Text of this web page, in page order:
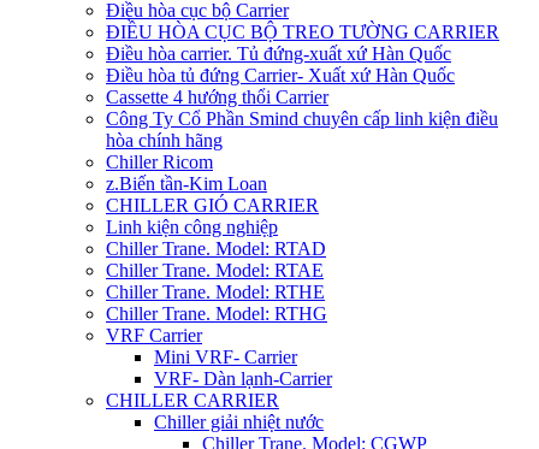
Điều hòa cục bộ Carrier
ĐIỀU HÒA CỤC BỘ TREO TƯỜNG CARRIER
Điều hòa carrier. Tủ đứng-xuất xứ Hàn Quốc
Điều hòa tủ đứng Carrier- Xuất xứ Hàn Quốc
Cassette 4 hướng thổi Carrier
Công Ty Cổ Phần Smind chuyên cấp linh kiện điều
hòa chính hãng
Chiller Ricom
z.Biến tần-Kim Loan
CHILLER GIÓ CARRIER
Linh kiện công nghiệp
Chiller Trane. Model: RTAD
Chiller Trane. Model: RTAE
Chiller Trane. Model: RTHE
Chiller Trane. Model: RTHG
VRF Carrier
Mini VRF- Carrier
VRF- Dàn lạnh-Carrier
CHILLER CARRIER
Chiller giải nhiệt nước
Chiller Trane. Model: CGWP